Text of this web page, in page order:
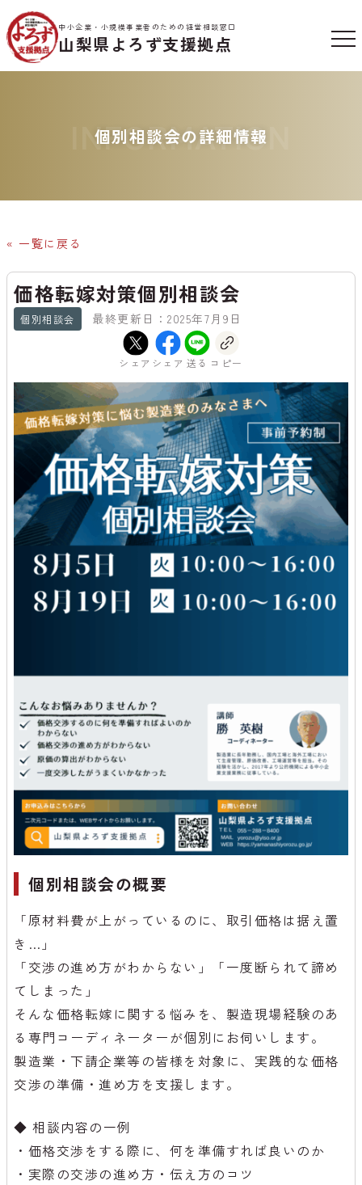
中小企業・小規模事業者のための経営相談窓口
山梨県よろず支援拠点
個別相談会の詳細情報
INFORMATION
« 一覧に戻る
価格転嫁対策個別相談会
個別相談会 最終更新日：2025年7月9日
シェア シェア 送る コピー
個別相談会の概要
「原材料費が上がっているのに、取引価格は据え置
き…」
「交渉の進め方がわからない」「一度断られて諦め
てしまった」
そんな価格転嫁に関する悩みを、製造現場経験のあ
る専門コーディネーターが個別にお伺いします。
製造業・下請企業等の皆様を対象に、実践的な価格
交渉の準備・進め方を支援します。
◆ 相談内容の一例
・価格交渉をする際に、何を準備すれば良いのか
・実際の交渉の進め方・伝え方のコツ